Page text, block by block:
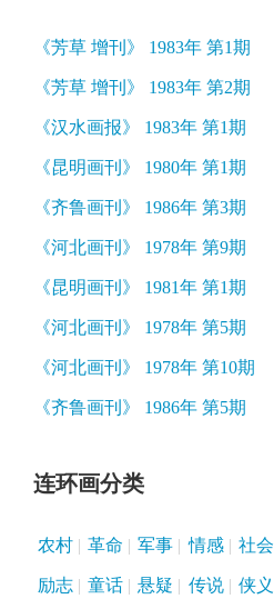
《芳草 增刊》 1983年 第1期
《芳草 增刊》 1983年 第2期
《汉水画报》 1983年 第1期
《昆明画刊》 1980年 第1期
《齐鲁画刊》 1986年 第3期
《河北画刊》 1978年 第9期
《昆明画刊》 1981年 第1期
《河北画刊》 1978年 第5期
《河北画刊》 1978年 第10期
《齐鲁画刊》 1986年 第5期
连环画分类
农村 革命 军事 情感 社会
励志 童话 悬疑 传说 侠义